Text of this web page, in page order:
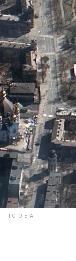
FOTO: EPA